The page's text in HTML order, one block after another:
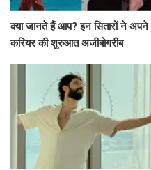
क्या जानते हैं आप? इन सितारों ने अपने
करियर की शुरुआत अजीबोगरीब